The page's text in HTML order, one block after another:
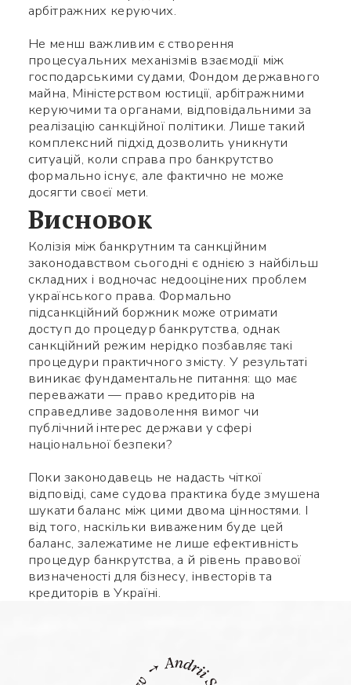
арбітражних керуючих.
Не менш важливим є створення
процесуальних механізмів взаємодії між
господарськими судами, Фондом державного
майна, Міністерством юстиції, арбітражними
керуючими та органами, відповідальними за
реалізацію санкційної політики. Лише такий
комплексний підхід дозволить уникнути
ситуацій, коли справа про банкрутство
формально існує, але фактично не може
досягти своєї мети.
Висновок
Колізія між банкрутним та санкційним
законодавством сьогодні є однією з найбільш
складних і водночас недооцінених проблем
українського права. Формально
підсанкційний боржник може отримати
доступ до процедур банкрутства, однак
санкційний режим нерідко позбавляє такі
процедури практичного змісту. У результаті
виникає фундаментальне питання: що має
переважати — право кредиторів на
справедливе задоволення вимог чи
публічний інтерес держави у сфері
національної безпеки?
Поки законодавець не надасть чіткої
відповіді, саме судова практика буде змушена
шукати баланс між цими двома цінностями. І
від того, наскільки виваженим буде цей
баланс, залежатиме не лише ефективність
процедур банкрутства, а й рівень правової
визначеності для бізнесу, інвесторів та
кредиторів в Україні.